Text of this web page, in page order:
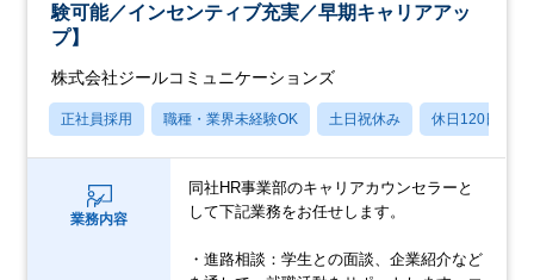
験可能／インセンティブ充実／早期キャリアアッ
プ】
株式会社ジールコミュニケーションズ
正社員採用 職種・業界未経験OK 土日祝休み 休日120日以上
業務内容
同社HR事業部のキャリアカウンセラーと
して下記業務をお任せします。
・進路相談：学生との面談、企業紹介など